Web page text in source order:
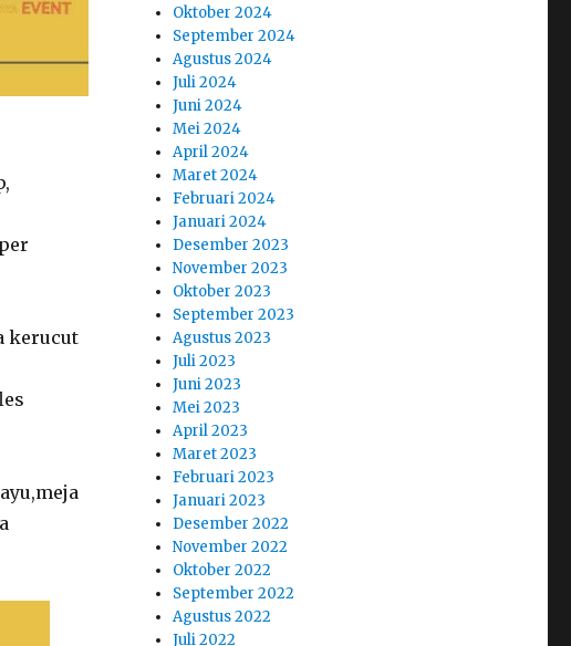
kerucut
Oktober 2024
September 2024
Agustus 2024
Juli 2024
Juni 2024
Mei 2024
April 2024
Maret 2024
Februari 2024
Januari 2024
Desember 2023
November 2023
Oktober 2023
September 2023
Agustus 2023
Juli 2023
Juni 2023
Mei 2023
April 2023
Maret 2023
Februari 2023
Januari 2023
Desember 2022
November 2022
Oktober 2022
September 2022
Agustus 2022
Juli 2022